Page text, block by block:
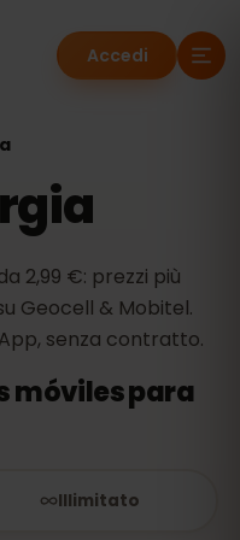
Accedi
2,99 €: prezzi più
Geocell & Mobitel.
senza contratto.
móviles para
Illimitato